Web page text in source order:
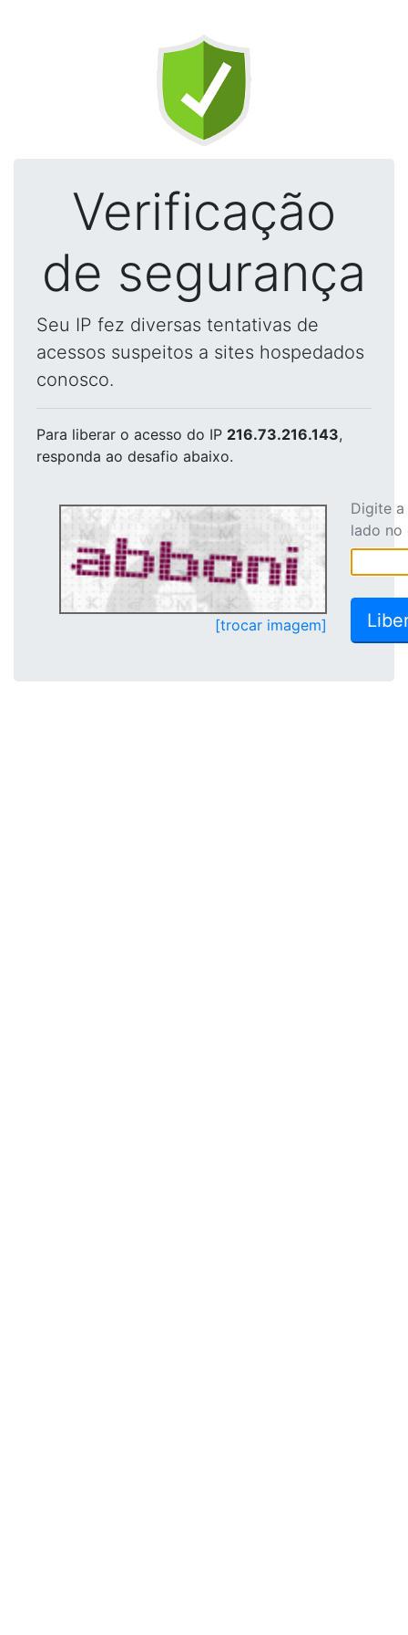
Verificação
de segurança
Seu IP fez diversas tentativas de
acessos suspeitos a sites hospedados
conosco.
Para liberar o acesso do IP 216.73.216.143,
responda ao desafio abaixo.
[trocar imagem]
Digite
lado no